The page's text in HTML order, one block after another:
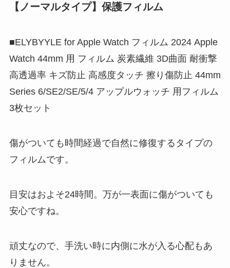
【ノーマルタイプ】保護フィルム
■ELYBYYLE for Apple Watch フィルム 2024 Apple
Watch 44mm 用 フィルム 炭素繊維 3D曲面 耐衝撃
高透過率 キズ防止 高感度タッチ 擦り傷防止 44mm
Series 6/SE2/SE/5/4 アップルウォッチ 用フィルム
3枚セット
傷がついても時間経過で自然に修復するタイプの
フィルムです。
目安はおよそ24時間。万が一表面に傷がついても
安心ですね。
頑丈なので、手洗い時に内側に水が入る心配もあ
りません。